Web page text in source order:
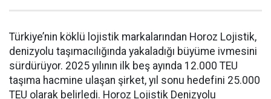
Türkiye’nin köklü lojistik markalarından Horoz Lojistik,
denizyolu taşımacılığında yakaladığı büyüme ivmesini
sürdürüyor. 2025 yılının ilk beş ayında 12.000 TEU
taşıma hacmine ulaşan şirket, yıl sonu hedefini 25.000
TEU olarak belirledi. Horoz Lojistik Denizyolu